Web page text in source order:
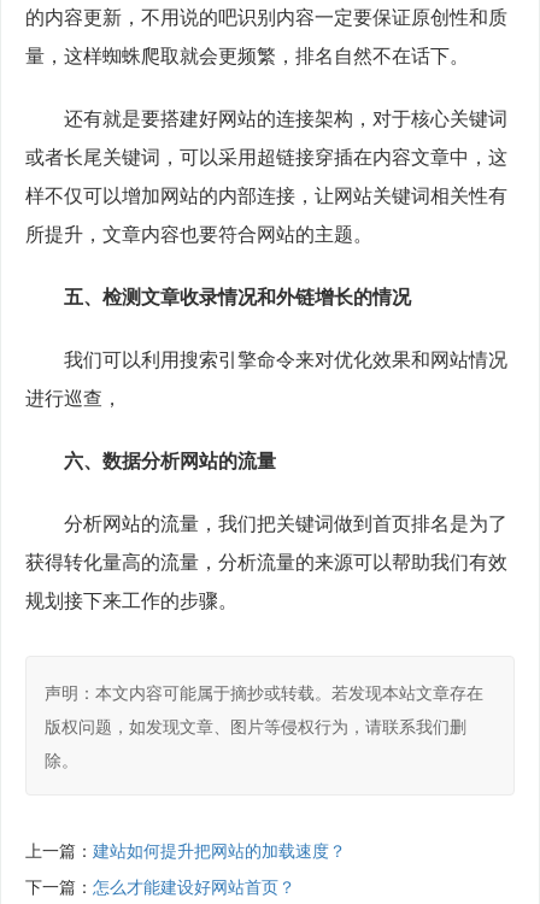
的内容更新，不用说的吧识别内容一定要保证原创性和质
量，这样蜘蛛爬取就会更频繁，排名自然不在话下。
还有就是要搭建好网站的连接架构，对于核心关键词
或者长尾关键词，可以采用超链接穿插在内容文章中，这
样不仅可以增加网站的内部连接，让网站关键词相关性有
所提升，文章内容也要符合网站的主题。
五、检测文章收录情况和外链增长的情况
我们可以利用搜索引擎命令来对优化效果和网站情况
进行巡查，
六、数据分析网站的流量
分析网站的流量，我们把关键词做到首页排名是为了
获得转化量高的流量，分析流量的来源可以帮助我们有效
规划接下来工作的步骤。
声明：本文内容可能属于摘抄或转载。若发现本站文章存在
版权问题，如发现文章、图片等侵权行为，请联系我们删
除。
上一篇：建站如何提升把网站的加载速度？
下一篇：怎么才能建设好网站首页？